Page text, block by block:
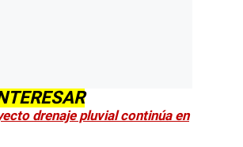
drenaje pluvial continúa en